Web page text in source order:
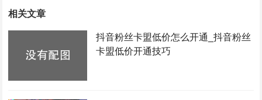
相关文章
抖音粉丝卡盟低价怎么开通_抖音粉丝
卡盟低价开通技巧